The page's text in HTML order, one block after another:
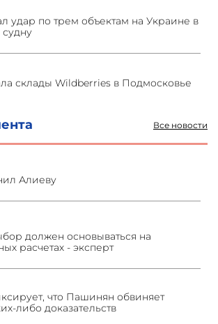
Все новости
Алиеву
должен основываться на
расчетах - эксперт
что Пашинян обвиняет
либо доказательств
удар по трем объектам на Украине в
судну
склады Wildberries в Подмосковье
ОДКБ допускает применение
очереди – детали визита главы
СНБ Армении в Тбилиси